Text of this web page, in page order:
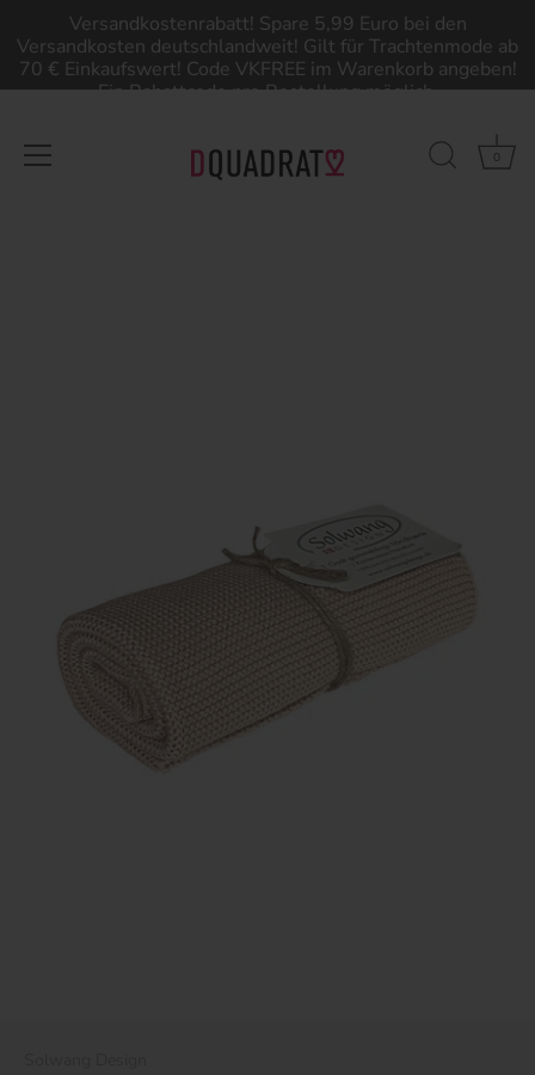
Versandkostenrabatt! Spare 5,99 Euro bei den
Versandkosten deutschlandweit! Gilt für Trachtenmode ab
70 € Einkaufswert! Code VKFREE im Warenkorb angeben!
Ein Rabattcode pro Bestellung möglich.
0